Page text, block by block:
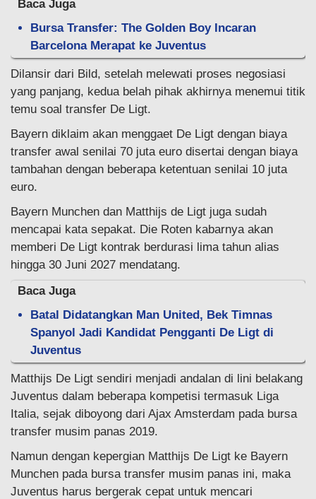
Baca Juga
Bursa Transfer: The Golden Boy Incaran
Barcelona Merapat ke Juventus
Dilansir dari Bild, setelah melewati proses negosiasi
yang panjang, kedua belah pihak akhirnya menemui titik
temu soal transfer De Ligt.
Bayern diklaim akan menggaet De Ligt dengan biaya
transfer awal senilai 70 juta euro disertai dengan biaya
tambahan dengan beberapa ketentuan senilai 10 juta
euro.
Bayern Munchen dan Matthijs de Ligt juga sudah
mencapai kata sepakat. Die Roten kabarnya akan
memberi De Ligt kontrak berdurasi lima tahun alias
hingga 30 Juni 2027 mendatang.
Baca Juga
Batal Didatangkan Man United, Bek Timnas
Spanyol Jadi Kandidat Pengganti De Ligt di
Juventus
Matthijs De Ligt sendiri menjadi andalan di lini belakang
Juventus dalam beberapa kompetisi termasuk Liga
Italia, sejak diboyong dari Ajax Amsterdam pada bursa
transfer musim panas 2019.
Namun dengan kepergian Matthijs De Ligt ke Bayern
Munchen pada bursa transfer musim panas ini, maka
Juventus harus bergerak cepat untuk mencari